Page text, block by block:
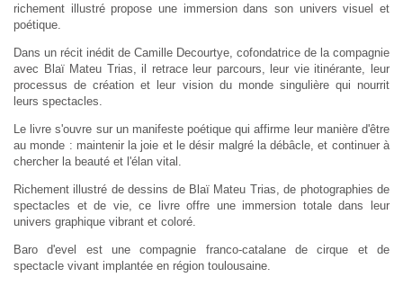
richement illustré propose une immersion dans son univers visuel et
poétique.
Dans un récit inédit de Camille Decourtye, cofondatrice de la compagnie
avec Blaï Mateu Trias, il retrace leur parcours, leur vie itinérante, leur
processus de création et leur vision du monde singulière qui nourrit
leurs spectacles.
Le livre s'ouvre sur un manifeste poétique qui affirme leur manière d'être
au monde : maintenir la joie et le désir malgré ladébâcle, et continuer à
chercher la beauté et l'élan vital.
Richement illustré de dessins de Blaï Mateu Trias, de photographies de
spectacles et de vie, ce livre offre une immersion totale dans leur
univers graphique vibrant et coloré.
Baro d'evel est une compagnie franco-catalane de cirque et de
spectacle vivant implantée en région toulousaine.